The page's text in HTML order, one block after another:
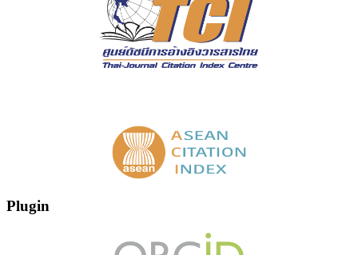
Plugin